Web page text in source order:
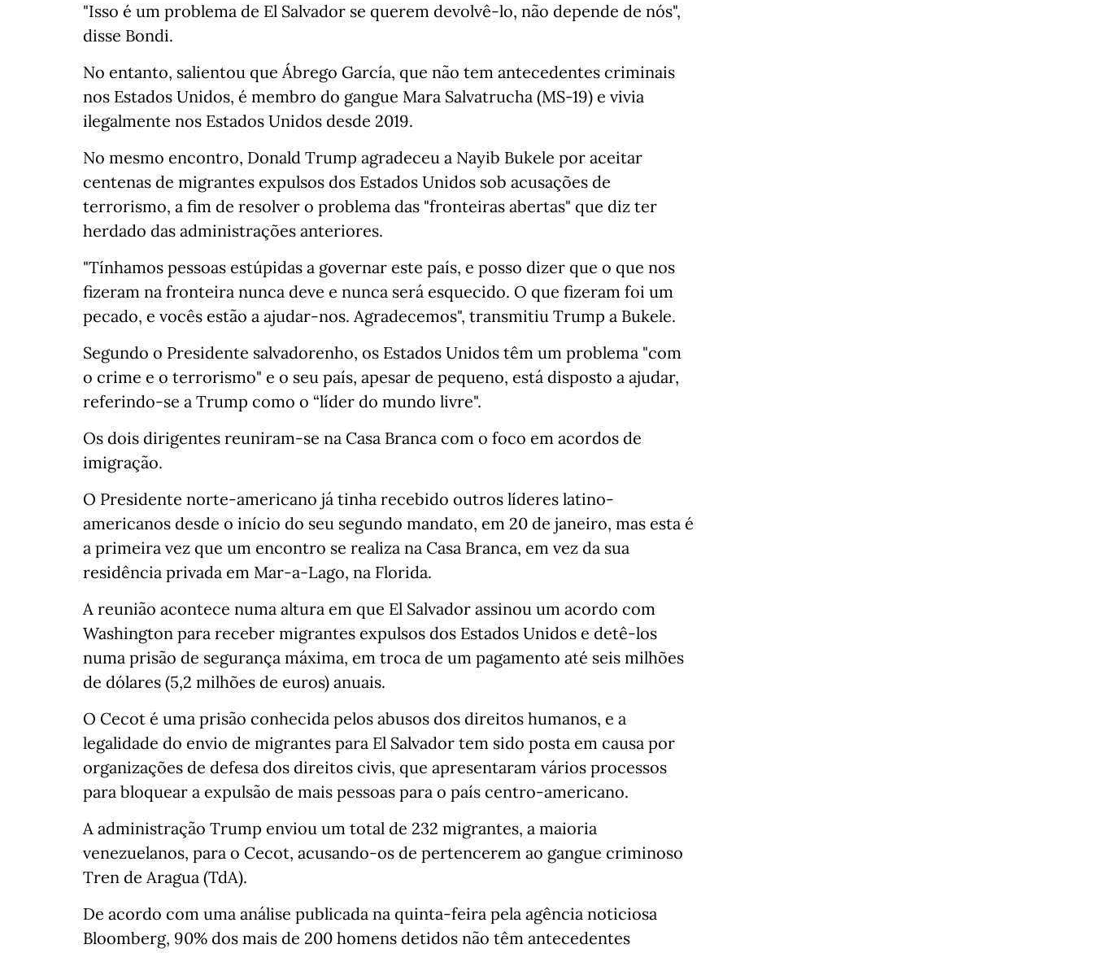
"Isso é um problema de El Salvador se querem devolvê-lo, não depende de nós",
disse Bondi.
No entanto, salientou que Ábrego García, que não tem antecedentes criminais
nos Estados Unidos, é membro do gangue Mara Salvatrucha (MS-19) e vivia
ilegalmente nos Estados Unidos desde 2019.
No mesmo encontro, Donald Trump agradeceu a Nayib Bukele por aceitar
centenas de migrantes expulsos dos Estados Unidos sob acusações de
terrorismo, a fim de resolver o problema das "fronteiras abertas" que diz ter
herdado das administrações anteriores.
"Tínhamos pessoas estúpidas a governar este país, e posso dizer que o que nos
fizeram na fronteira nunca deve e nunca será esquecido. O que fizeram foi um
pecado, e vocês estão a ajudar-nos. Agradecemos", transmitiu Trump a Bukele.
Segundo o Presidente salvadorenho, os Estados Unidos têm um problema "com
o crime e o terrorismo" e o seu país, apesar de pequeno, está disposto a ajudar,
referindo-se a Trump como o “líder do mundo livre".
Os dois dirigentes reuniram-se na Casa Branca com o foco em acordos de
imigração.
O Presidente norte-americano já tinha recebido outros líderes latino-
americanos desde o início do seu segundo mandato, em 20 de janeiro, mas esta é
a primeira vez que um encontro se realiza na Casa Branca, em vez da sua
residência privada em Mar-a-Lago, na Florida.
A reunião acontece numa altura em que El Salvador assinou um acordo com
Washington para receber migrantes expulsos dos Estados Unidos e detê-los
numa prisão de segurança máxima, em troca de um pagamento até seis milhões
de dólares (5,2 milhões de euros) anuais.
O Cecot é uma prisão conhecida pelos abusos dos direitos humanos, e a
legalidade do envio de migrantes para El Salvador tem sido posta em causa por
organizações de defesa dos direitos civis, que apresentaram vários processos
para bloquear a expulsão de mais pessoas para o país centro-americano.
A administração Trump enviou um total de 232 migrantes, a maioria
venezuelanos, para o Cecot, acusando-os de pertencerem ao gangue criminoso
Tren de Aragua (TdA).
De acordo com uma análise publicada na quinta-feira pela agência noticiosa
Bloomberg, 90% dos mais de 200 homens detidos não têm antecedentes